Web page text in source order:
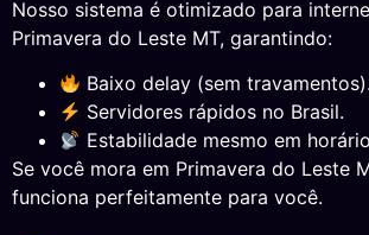
Nosso sistema é otimizado para
Primavera do Leste MT, garantindo:
Baixo delay (sem travamentos).
Servidores rápidos no Brasil.
Estabilidade mesmo em
Se você mora em Primavera do Leste
funciona perfeitamente para você.